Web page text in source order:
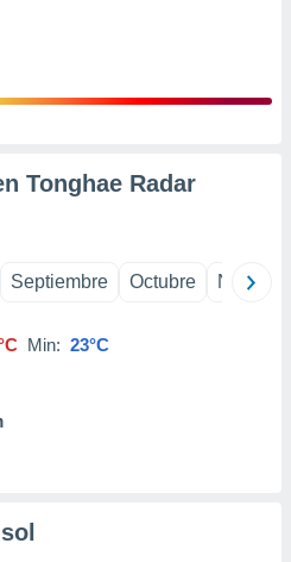
Tonghae Radar
Septiembre Octubre
Min: 23°C